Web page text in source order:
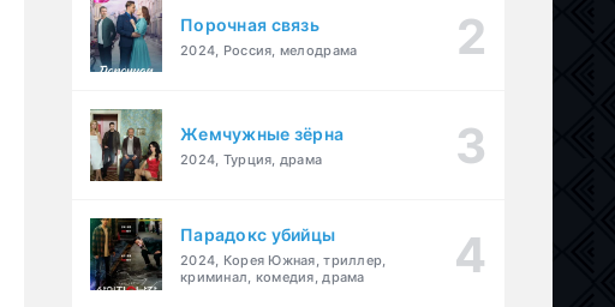
Порочная связь
2024, Россия, мелодрама
Жемчужные зёрна
2024, Турция, драма
Парадокс убийцы
2024, Корея Южная, триллер,
криминал, комедия, драма